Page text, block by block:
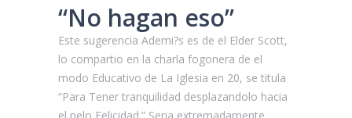
“No hagan eso”
Este sugerencia Ademi?s es de el Elder Scott,
lo compartio en la charla fogonera de el
modo Educativo de La Iglesia en 20, se titula
“Para Tener tranquilidad desplazandolo hacia